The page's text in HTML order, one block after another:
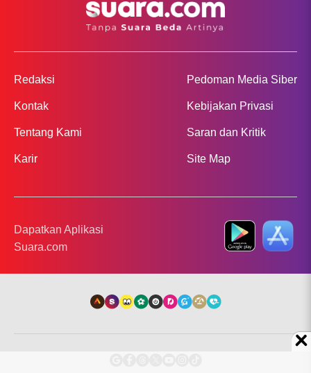
Redaksi
Kontak
Tentang Kami
Karir
Pedoman Media Siber
Kebijakan Privasi
Saran dan Kritik
Site Map
Dapatkan Aplikasi
Suara.com